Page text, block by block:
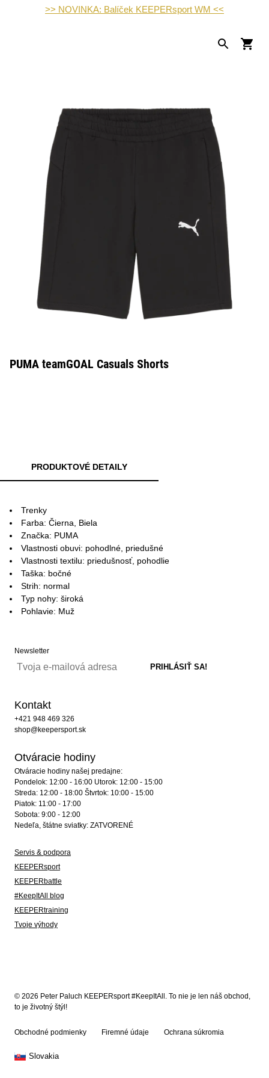
>> NOVINKA: Balíček KEEPERsport WM <<
PUMA teamGOAL Casuals Shorts
PRODUKTOVÉ DETAILY
Trenky
Farba: Čierna, Biela
Značka: PUMA
Vlastnosti obuvi: pohodlné, priedušné
Vlastnosti textilu: priedušnosť, pohodlie
Taška: bočné
Strih: normal
Typ nohy: široká
Pohlavie: Muž
Newsletter
Kontakt
+421 948 469 326
shop@keepersport.sk
Otváracie hodiny
Otváracie hodiny našej predajne:
Pondelok: 12:00 - 16:00 Utorok: 12:00 - 15:00
Streda: 12:00 - 18:00 Štvrtok: 10:00 - 15:00
Piatok: 11:00 - 17:00
Sobota: 9:00 - 12:00
Nedeľa, štátne sviatky: ZATVORENÉ
Servis & podpora
KEEPERsport
KEEPERbattle
#KeepItAll blog
KEEPERtraining
Tvoje výhody
© 2026 Peter Paluch KEEPERsport #KeepItAll. To nie je len náš obchod,
to je životný štýl!
Obchodné podmienky Firemné údaje Ochrana súkromia
Slovakia